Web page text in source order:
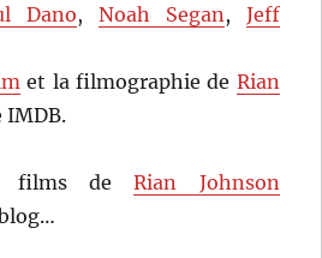
Dano, Noah Segan, Jeff
et la filmographie de Rian
IMDB.
films deRian Johnson